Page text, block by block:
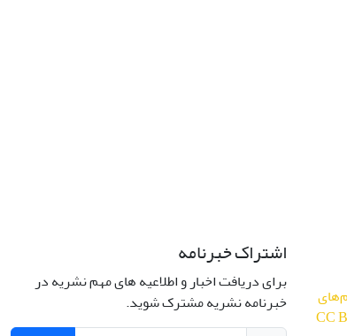
CC
اشتراک خبرنامه
برای دریافت اخبار و اطلاعیه های مهم نشریه در
خبرنامه نشریه مشترک شوید.